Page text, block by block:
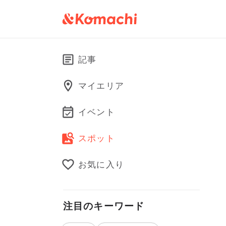
記事
マイエリア
イベント
スポット
お気に入り
注目のキーワード